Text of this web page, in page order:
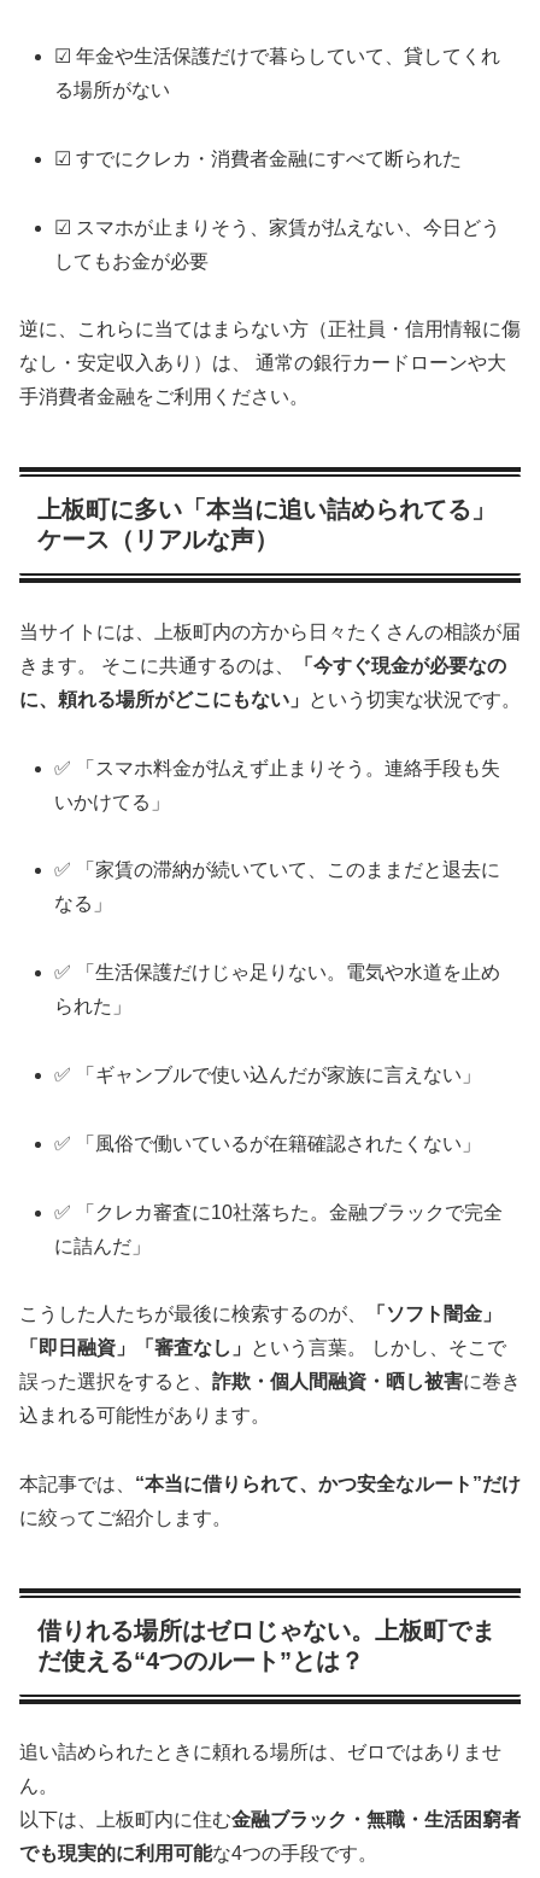
☑ 年金や生活保護だけで暮らしていて、貸してくれ
る場所がない
☑ すでにクレカ・消費者金融にすべて断られた
☑ スマホが止まりそう、家賃が払えない、今日どう
してもお金が必要
逆に、これらに当てはまらない方（正社員・信用情報に傷
なし・安定収入あり）は、 通常の銀行カードローンや大
手消費者金融をご利用ください。
上板町に多い「本当に追い詰められてる」
ケース（リアルな声）
当サイトには、上板町内の方から日々たくさんの相談が届
きます。 そこに共通するのは、
「今すぐ現金が必要なの
に、頼れる場所がどこにもない」
という切実な状況です。
✅ 「スマホ料金が払えず止まりそう。連絡手段も失
いかけてる」
✅ 「家賃の滞納が続いていて、このままだと退去に
なる」
✅ 「生活保護だけじゃ足りない。電気や水道を止め
られた」
✅ 「ギャンブルで使い込んだが家族に言えない」
✅ 「風俗で働いているが在籍確認されたくない」
✅ 「クレカ審査に10社落ちた。金融ブラックで完全
に詰んだ」
こうした人たちが最後に検索するのが、
「ソフト闇金」
「即日融資」「審査なし」
という言葉。 しかし、そこで
誤った選択をすると、 詐欺・個人間融資・晒し被害に巻き
込まれる可能性があります。
本記事では、 “本当に借りられて、かつ安全なルート”だけ
に絞ってご紹介します。
借りれる場所はゼロじゃない。上板町でま
だ使える“4つのルート”とは？
追い詰められたときに頼れる場所は、ゼロではありませ
ん。
以下は、上板町内に住む金融ブラック・無職・生活困窮者
でも現実的に利用可能な4つの手段です。